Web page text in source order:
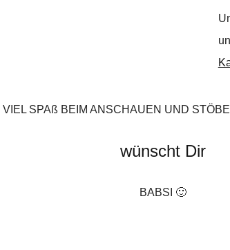
VIEL SPAß BEIM ANSCHAUEN UND
wünscht Dir
BABSI 🙂